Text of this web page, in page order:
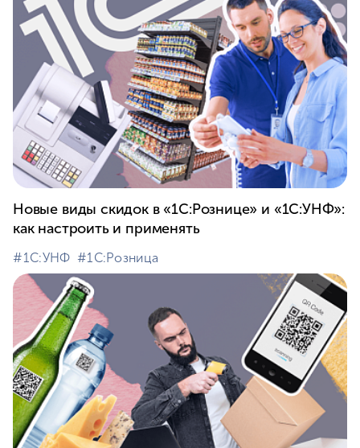
Новые виды скидок в «1С:Рознице» и «1С:УНФ»:
как настроить и применять
#⁣1С:УНФ #⁣1С:Розница